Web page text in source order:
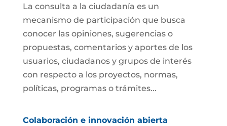
La consulta a la ciudadanía es un
mecanismo de participación que busca
conocer las opiniones, sugerencias o
propuestas, comentarios y aportes de los
usuarios, ciudadanos y grupos de interés
con respecto a los proyectos, normas,
políticas, programas o trámites...
Colaboración e innovación abierta